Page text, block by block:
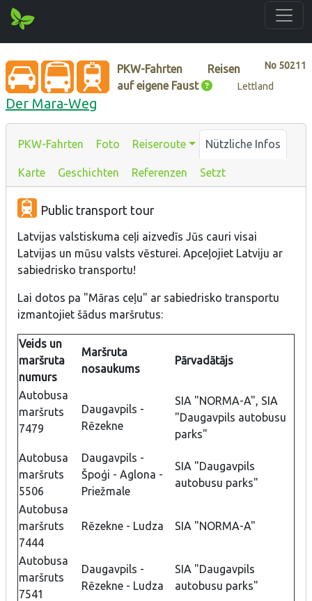
No 50211
PKW-Fahrten
Reisen
auf eigene Faust
Lettland
Der Mara-Weg
PKW-Fahrten Foto Reiseroute Nützliche Infos
Karte Geschichten Referenzen Setzt
Public transport tour
Latvijas valstiskuma ceļi aizvedīs Jūs cauri visai
Latvijas un mūsu valsts vēsturei. Apceļojiet Latviju ar
sabiedrisko transportu!
Lai dotos pa "Māras ceļu" ar sabiedrisko transportu
izmantojiet šādus maršrutus:
Veids un
maršruta
numurs
Maršruta
nosaukums
Pārvadātājs
Autobusa
maršruts
7479
Daugavpils -
Rēzekne
SIA "NORMA-A", SIA
"Daugavpils autobusu
parks"
Autobusa
maršruts
5506
Daugavpils -
Špoģi - Aglona -
Priežmale
SIA "Daugavpils
autobusu parks"
Autobusa
maršruts
7444
Rēzekne - Ludza SIA "NORMA-A"
Autobusa
maršruts
7541
Daugavpils -
Rēzekne - Ludza
SIA "Daugavpils
autobusu parks"